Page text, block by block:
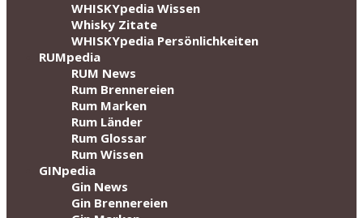
WHISKYpedia Wissen
Whisky Zitate
WHISKYpedia Persönlichkeiten
RUMpedia
RUM News
Rum Brennereien
Rum Marken
Rum Länder
Rum Glossar
Rum Wissen
GINpedia
Gin News
Gin Brennereien